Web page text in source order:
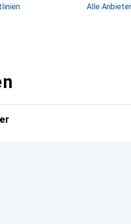
Alle Anbieter